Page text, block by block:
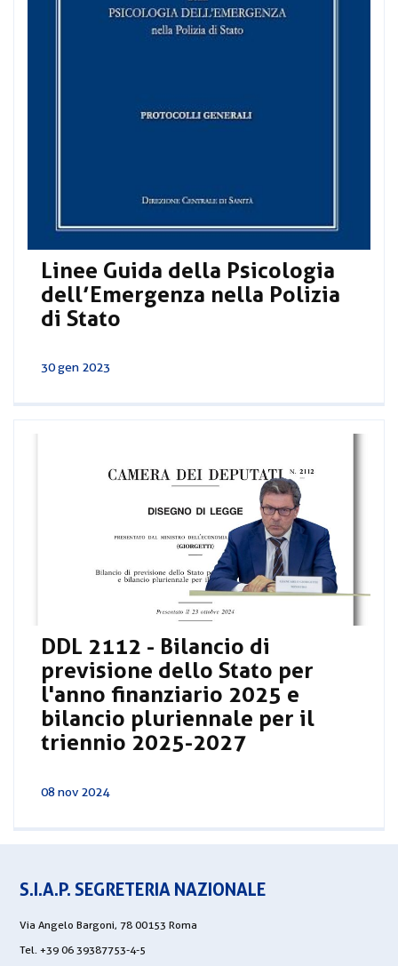
Linee Guida della Psicologia
dell’Emergenza nella Polizia
di Stato
30 gen 2023
DDL 2112 - Bilancio di
previsione dello Stato per
l'anno finanziario 2025 e
bilancio pluriennale per il
triennio 2025-2027
08 nov 2024
S.I.A.P. SEGRETERIA NAZIONALE
Via Angelo Bargoni, 78 00153 Roma
Tel. +39 06 39387753-4-5